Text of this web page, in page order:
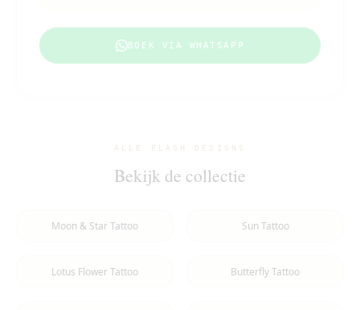
BOEK VIA WHATSAPP
ALLE FLASH DESIGNS
Bekijk de collectie
Moon & Star Tattoo Sun Tattoo
Lotus Flower Tattoo Butterfly Tattoo